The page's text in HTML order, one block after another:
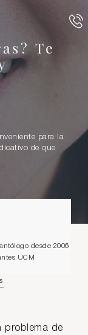
Te
para la
de que
desde 2006
UCM
problema de